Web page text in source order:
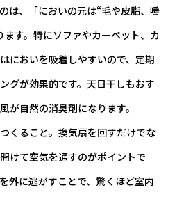
は、「においの元は“毛や皮脂、唾
ます。特にソファやカーペット、カ
においを吸着しやすいので、定期
グが効果的です。天日干しもおす
が自然の消臭剤になります。
くること。換気扇を回すだけでな
けて空気を通すのがポイントで
外に逃がすことで、驚くほど室内